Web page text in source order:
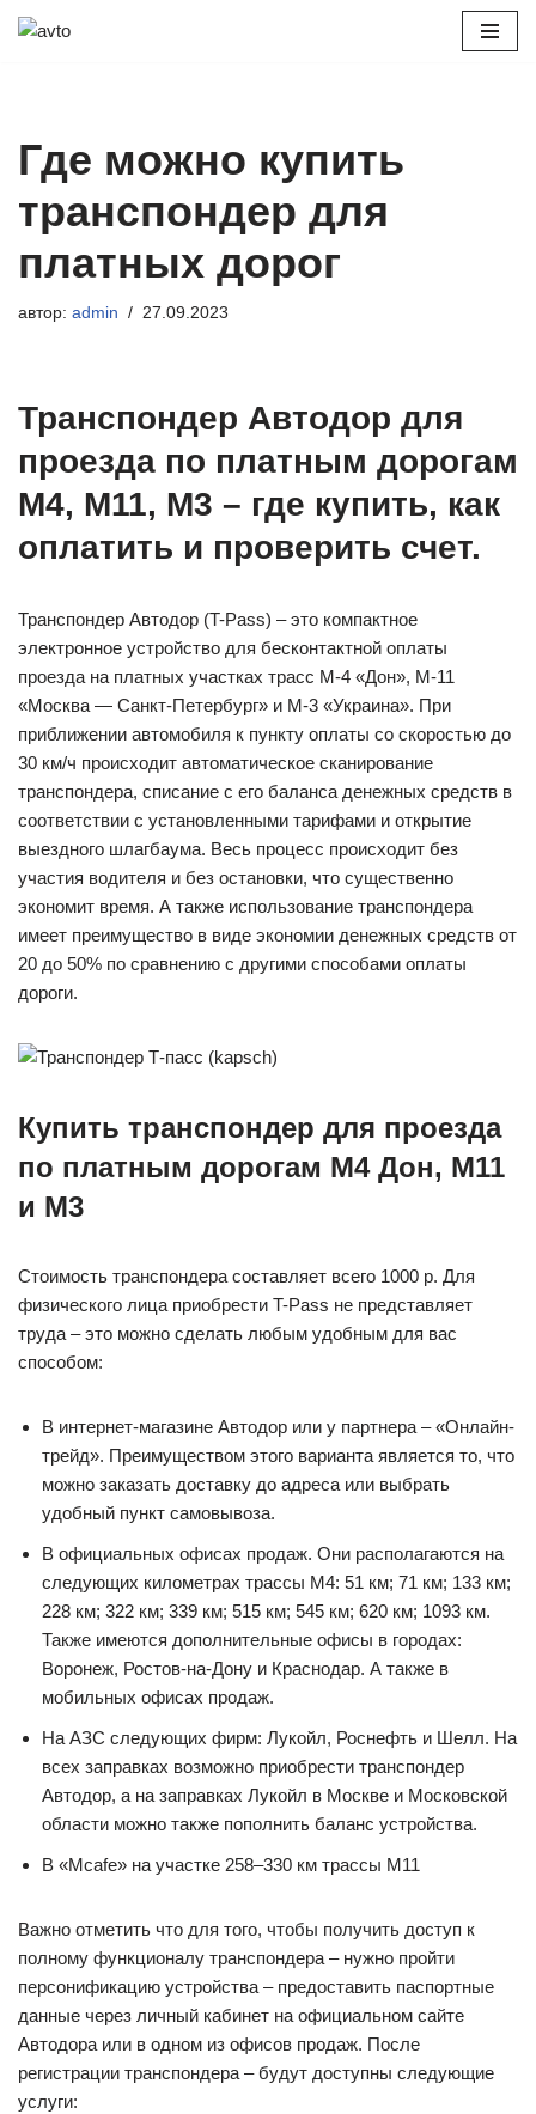
Где можно купить
транспондер для
платных дорог
автор: admin 27.09.2023
Транспондер Автодор для
проезда по платным дорогам
М4, М11, М3 – где купить, как
оплатить и проверить счет.
Транспондер Автодор (T-Pass) – это компактное
электронное устройство для бесконтактной оплаты
проезда на платных участках трасс М-4 «Дон», М-11
«Москва — Санкт-Петербург» и М-3 «Украина». При
приближении автомобиля к пункту оплаты со скоростью до
30 км/ч происходит автоматическое сканирование
транспондера, списание с его баланса денежных средств в
соответствии с установленными тарифами и открытие
выездного шлагбаума. Весь процесс происходит без
участия водителя и без остановки, что существенно
экономит время. А также использование транспондера
имеет преимущество в виде экономии денежных средств от
20 до 50% по сравнению с другими способами оплаты
дороги.
Купить транспондер для проезда
по платным дорогам М4 Дон, М11
и М3
Стоимость транспондера составляет всего 1000 р. Для
физического лица приобрести T-Pass не представляет
труда – это можно сделать любым удобным для вас
способом:
В интернет-магазине Автодор или у партнера – «Онлайн-
трейд». Преимуществом этого варианта является то, что
можно заказать доставку до адреса или выбрать
удобный пункт самовывоза.
В официальных офисах продаж. Они располагаются на
следующих километрах трассы М4: 51 км; 71 км; 133 км;
228 км; 322 км; 339 км; 515 км; 545 км; 620 км; 1093 км.
Также имеются дополнительные офисы в городах:
Воронеж, Ростов-на-Дону и Краснодар. А также в
мобильных офисах продаж.
На АЗС следующих фирм: Лукойл, Роснефть и Шелл. На
всех заправках возможно приобрести транспондер
Автодор, а на заправках Лукойл в Москве и Московской
области можно также пополнить баланс устройства.
В «Mcafe» на участке 258–330 км трассы М11
Важно отметить что для того, чтобы получить доступ к
полному функционалу транспондера – нужно пройти
персонификацию устройства – предоставить паспортные
данные через личный кабинет на официальном сайте
Автодора или в одном из офисов продаж. После
регистрации транспондера – будут доступны следующие
услуги: